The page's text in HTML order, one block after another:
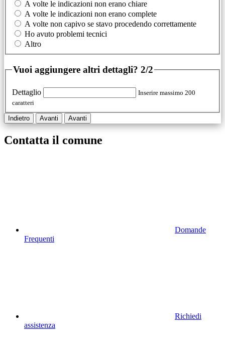
A volte le indicazioni non erano chiare
A volte le indicazioni non erano complete
A volte non capivo se stavo procedendo correttamente
Ho avuto problemi tecnici
Altro
Vuoi aggiungere altri dettagli? 2/2
Dettaglio
Inserire massimo 200
caratteri
Indietro Avanti Avanti
Contatta il comune
Domande
Frequenti
Richiedi
assistenza